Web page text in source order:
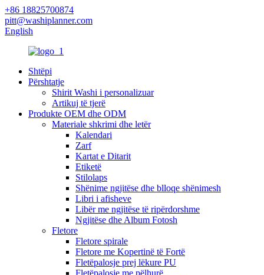
+86 18825700874
pitt@washiplanner.com
English
Shtëpi
Përshtatje
Shirit Washi i personalizuar
Artikuj të tjerë
Produkte OEM dhe ODM
Materiale shkrimi dhe letër
Kalendari
Zarf
Kartat e Ditarit
Etiketë
Stilolaps
Shënime ngjitëse dhe blloqe shënimesh
Libri i afisheve
Libër me ngjitëse të ripërdorshme
Ngjitëse dhe Album Fotosh
Fletore
Fletore spirale
Fletore me Kopertinë të Fortë
Fletëpalosje prej lëkure PU
Fletëpalosje me pëlhurë